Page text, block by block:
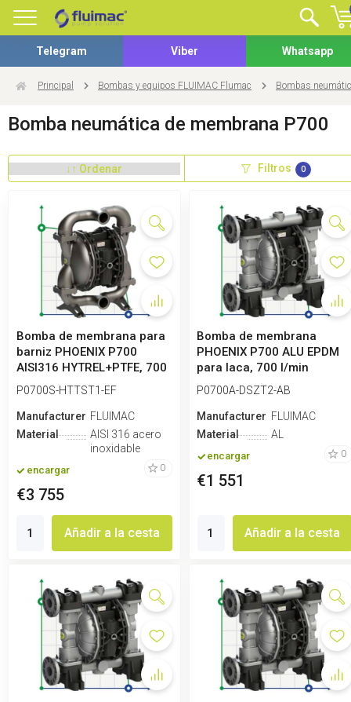
Telegram Viber Whatsapp
Principal Bombas y equipos FLUIMAC Flumac Bombas
Bomba neumática de membrana P700
Filtros 0
Bomba de membrana para
barniz PHOENIX P700
AISI316 HYTREL+PTFE, 700
l/min
P0700S-HTTST1-EF
ManufactureroFLUIMAC
Material
AISI 316 acero
inoxidable
encargar 0
€3 755
Añadir a la cesta
Bomba de membrana
PHOENIX P700 ALU EPDM
para laca, 700 l/min
P0700A-DSZT2-AB
ManufactureroFLUIMAC
Material
AL
encargar 0
€1 551
Añadir a la cesta